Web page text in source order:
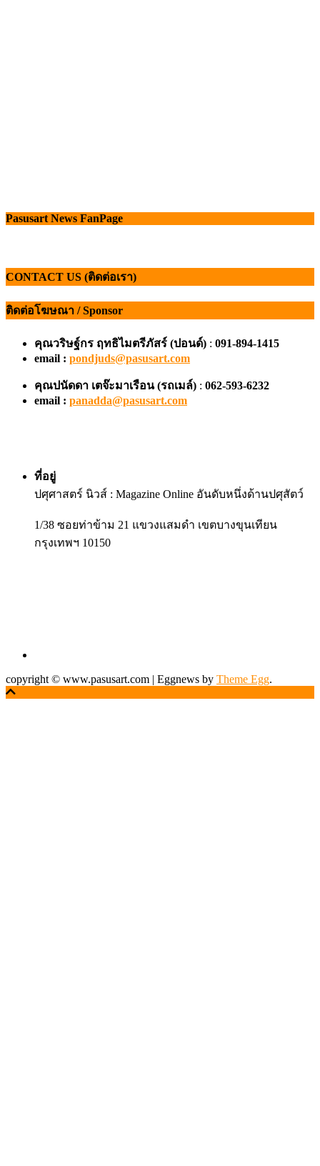
Pasusart News FanPage
CONTACT US (ติดต่อเรา)
ติดต่อโฆษณา / Sponsor
คุณวริษฐ์กร ฤทธิไมตรีภัสร์ (ปอนด์) : 091-894-1415
email : pondjuds@pasusart.com
คุณปนัดดา เตจ๊ะมาเรือน (รถเมล์) : 062-593-6232
email : panadda@pasusart.com
ที่อยู่
ปศุศาสตร์ นิวส์ : Magazine Online อันดับหนึ่งด้านปศุสัตว์
1/38 ซอยท่าข้าม 21 แขวงแสมดำ เขตบางขุนเทียน
กรุงเทพฯ 10150
copyright © www.pasusart.com | Eggnews by Theme Egg.